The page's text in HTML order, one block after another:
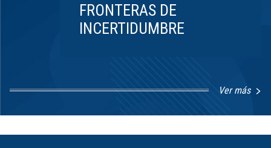
FRONTERAS DE
INCERTIDUMBRE
Ver más
8